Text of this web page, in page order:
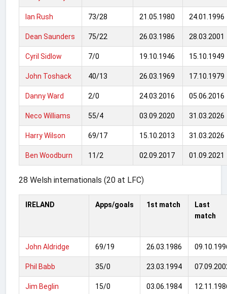
Ian Rush 73/28 21.05.1980 24.01.1996
Dean Saunders 75/22 26.03.1986 28.03.2001
Cyril Sidlow 7/0 19.10.1946 15.10.1949
John Toshack 40/13 26.03.1969 17.10.1979
Danny Ward 2/0 24.03.2016 05.06.2016
Neco Williams 55/4 03.09.2020 31.03.2026
Harry Wilson 69/17 15.10.2013 31.03.2026
Ben Woodburn 11/2 02.09.2017 01.09.2021
28 Welsh internationals (20 at LFC)
IRELAND Apps/goals 1st match
Last
match
John Aldridge 69/19 26.03.1986
Phil Babb 35/0 23.03.1994
Jim Beglin 15/0 03.06.1984